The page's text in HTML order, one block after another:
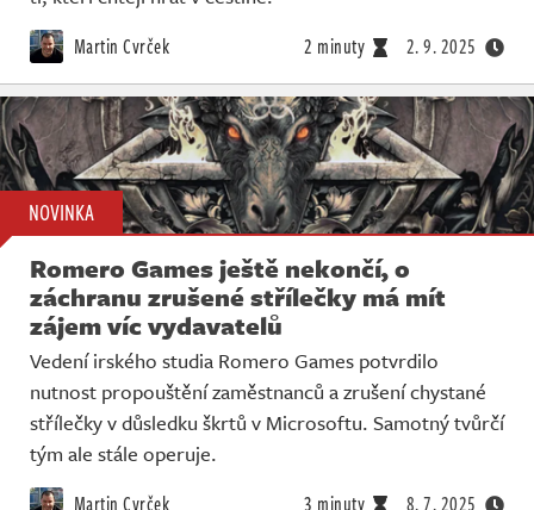
Martin Cvrček 2 minuty 2. 9. 2025
NOVINKA
Romero Games ještě nekončí, o
záchranu zrušené střílečky má mít
zájem víc vydavatelů
Vedení irského studia Romero Games potvrdilo
nutnost propouštění zaměstnanců a zrušení chystané
střílečky v důsledku škrtů v Microsoftu. Samotný tvůrčí
tým ale stále operuje.
Martin Cvrček 3 minuty 8. 7. 2025